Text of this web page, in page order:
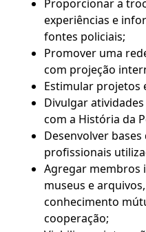
Proporcionar a
experiências e
fontes policiais;
Promover uma
com projeção
Estimular projetos
Divulgar
com a História da
Desenvolver
profissionais
Agregar membros
museus e
conhecimento
cooperação;